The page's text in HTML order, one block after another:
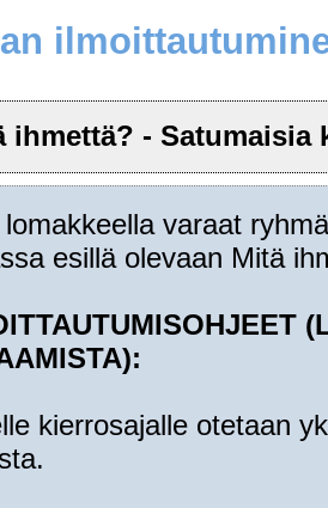
ihmettä? -
varaat
esillä olevaan Mitä
kierrosajalle otetaan